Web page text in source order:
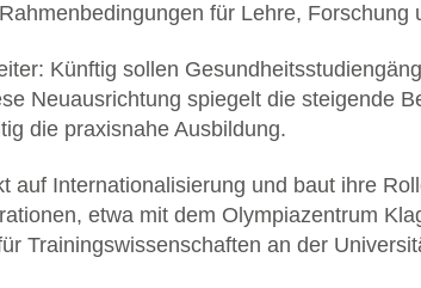
für Lehre,
Künftig sollen
Neuausrichtung spiegelt die steigende
die praxisnahe Ausbildung.
auf Internationalisierung und baut ihre
etwa mit dem Olympiazentrum
Trainingswissenschaften an der